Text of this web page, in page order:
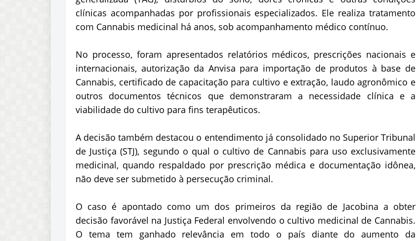
clínicas acompanhadas por profissionais especializados. Ele realiza tratamento
com Cannabis medicinal há anos, sob acompanhamento médico contínuo.
No processo, foram apresentados relatórios médicos, prescrições nacionais e
internacionais, autorização da Anvisa para importação de produtos à base de
Cannabis, certificado de capacitação para cultivo e extração, laudo agronômico e
outros documentos técnicos que demonstraram a necessidade clínica e a
viabilidade do cultivo para fins terapêuticos.
A decisão também destacou o entendimento já consolidado no Superior Tribunal
de Justiça (STJ), segundo o qual o cultivo de Cannabis para uso exclusivamente
medicinal, quando respaldado por prescrição médica e documentação idônea,
não deve ser submetido à persecução criminal.
O caso é apontado como um dos primeiros da região de Jacobina a obter
decisão favorável na Justiça Federal envolvendo o cultivo medicinal de Cannabis.
O tema tem ganhado relevância em todo o país diante do aumento da